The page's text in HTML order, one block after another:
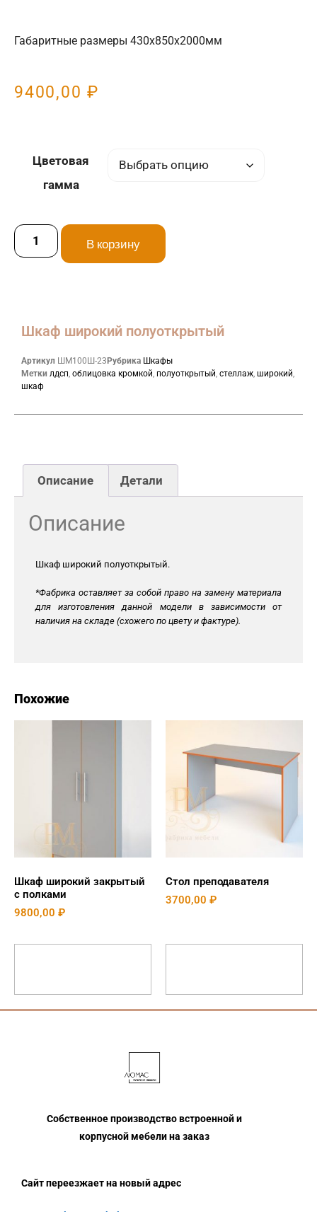
Габаритные размеры 430х850х2000мм
9400,00₽
Цветовая
гамма
В корзину
Похожие
Шкаф широкий закрытый
с полками
9800,00 ₽
Стол преподавателя
3700,00 ₽
Шкаф широкий полуоткрытый
Артикул ШМ100Ш-23 Рубрика Шкафы
Метки лдсп, облицовка кромкой, полуоткрытый, стеллаж, широкий,
шкаф
Описание Детали
Описание
Шкаф широкий полуоткрытый.
*Фабрика оставляет за собой право на замену материала
для изготовления данной модели в зависимости от
наличия на складе (схожего по цвету и фактуре).
Собственное производство встроенной и
корпусной мебели на заказ
Сайт переезжает на новый адрес